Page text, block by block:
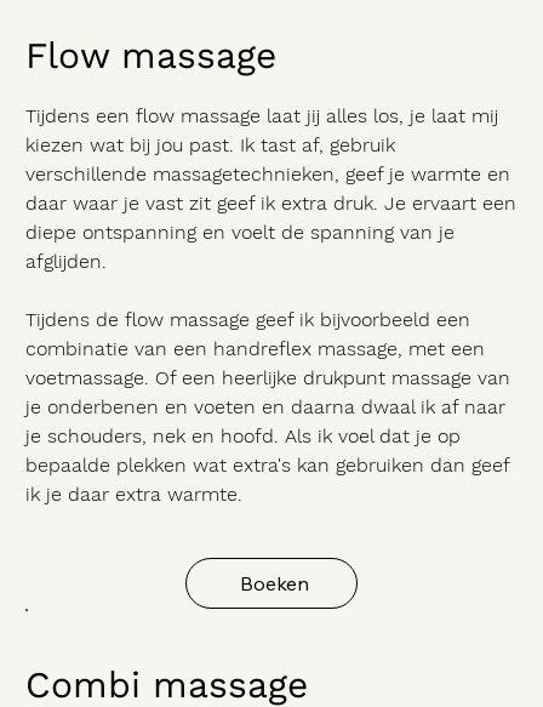
Flow massage
Tijdens een flow massage laat jij alles los, je laat mij
kiezen wat bij jou past. Ik tast af, gebruik
verschillende massagetechnieken, geef je warmte en
daar waar je vast zit geef ik extra druk. Je ervaart een
diepe ontspanning en voelt de spanning van je
afglijden.
Tijdens de flow massage geef ik bijvoorbeeld een
combinatie van een handreflex massage, met een
voetmassage. Of een heerlijke drukpunt massage van
je onderbenen en voeten en daarna dwaal ik af naar
je schouders, nek en hoofd. Als ik voel dat je op
bepaalde plekken wat extra's kan gebruiken dan geef
ik je daar extra warmte.
Boeken
Combi massage